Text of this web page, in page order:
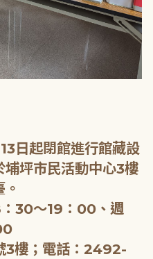
日起閉館進行館藏設
坪市民活動中心3樓
30～19：00、週
3樓；電話：2492-